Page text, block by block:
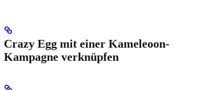
Crazy Egg mit einer Kameleoon-
Kampagne verknüpfen